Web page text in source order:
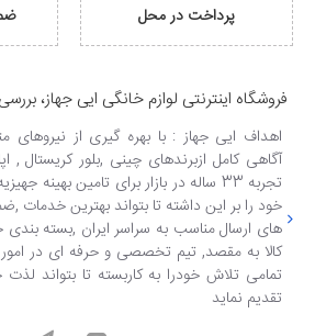
پرداخت در محل
فروشگاه اینترنتی لوازم خانگی ایی جهاز،
اهداف ایی جهاز : با بهره گیری از
آگاهی کامل ازبرندهای چینی ,بلور کریستال ,
تجربه 33 ساله در بازار برای تامین
خود را بر این داشته تا بتواند بهترین خدمات
های ارسال مناسب به سراسر ایران ,بسته بندی
کالا به مقصد, تیم تخصصی و حرفه ای در
تمامی تلاش خودرا به کاربسته تا بتواند
تقدیم نماید